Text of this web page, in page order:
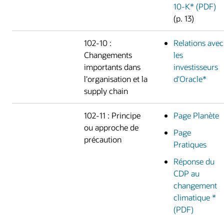
10-K* (PDF)
(p. 13)
102-10 :
Changements
importants dans
l'organisation et la
supply chain
Relations avec
les
investisseurs
d'Oracle*
102-11 : Principe
ou approche de
précaution
Page Planète
Page
Pratiques
Réponse du
CDP au
changement
climatique *
(PDF)